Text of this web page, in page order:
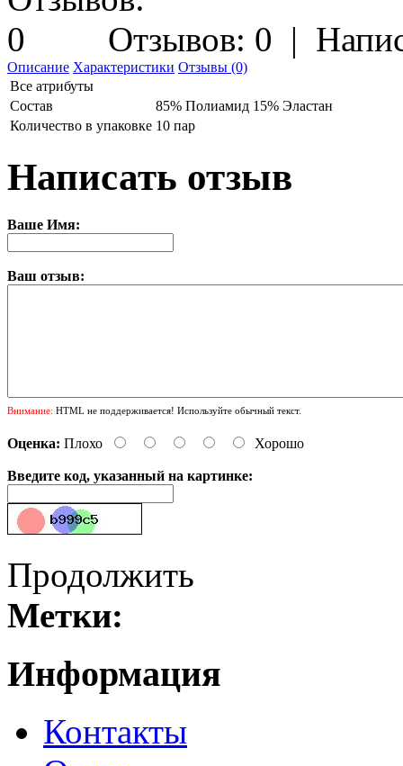
Отзывов: 0 |
Описание Характеристики Отзывы (0)
Все атрибуты
Состав
85% Полиамид 15% Эластан
Количество в упаковке 10 пар
Написать отзыв
Ваше Имя:
Ваш отзыв:
Внимание: HTML не поддерживается! Используйте обычный текст.
Оценка: Плохо Хорошо
Введите код, указанный на картинке:
Продолжить
Метки:
Информация
Контакты